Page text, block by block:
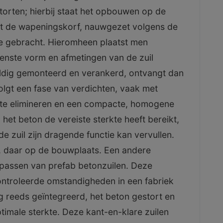
hierbij staat het opbouwen op de
wapeningskorf, nauwgezet volgens de
Hieromheen plaatst men
vorm en afmetingen van de zuil
gemonteerd en verankerd, ontvangt dan
een fase van verdichten, vaak met
elimineren en een compacte, homogene
beton de vereiste sterkte heeft bereikt,
zuil zijn dragende functie kan vervullen.
op de bouwplaats. Een andere
van prefab betonzuilen. Deze
omstandigheden in een fabriek
reeds geïntegreerd, het beton gestort en
sterkte. Deze kant-en-klare zuilen